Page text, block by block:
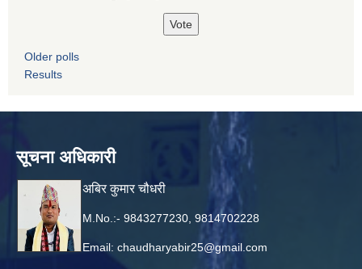
Older polls
Results
सूचना अधिकारी
अबिर कुमार चौधरी
M.No.:- 9843277230, 9814702228
Email: chaudharyabir25@gmail.com